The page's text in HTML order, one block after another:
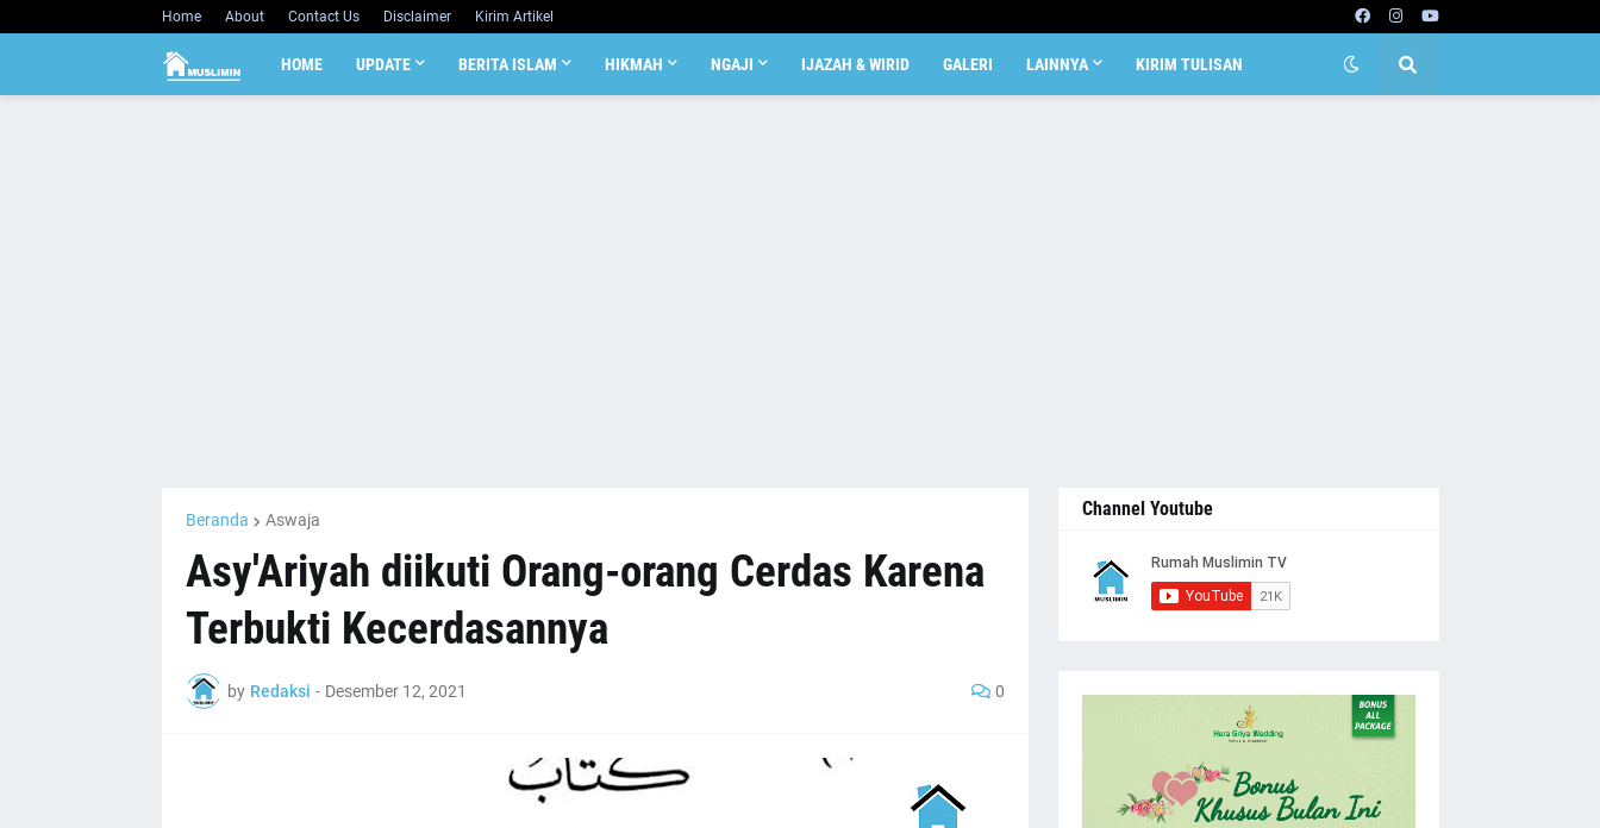
Home About Contact Us Disclaimer Kirim Artikel
HOME UPDATE BERITA ISLAM HIKMAH NGAJI IJAZAH & WIRID GALERI LAINNYA KIRIM TULISAN
Beranda Aswaja
Asy'Ariyah diikuti Orang-orang Cerdas Karena
Terbukti Kecerdasannya
by Redaksi - Desember 12, 2021 0
Channel Youtube